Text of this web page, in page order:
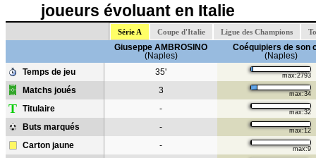
joueurs évoluant en Italie
Série A Coupe d'Italie Ligue des Champions
Giuseppe AMBROSINO
(Naples)
Coéquipiers de son
(Naples)
Temps de jeu
35' max:2793
Matchs joués 3 max:34
T Titulaire - max:32
Buts marqués - max:12
Carton jaune - max:9